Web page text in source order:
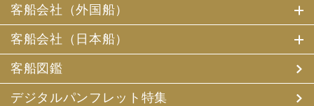
配及びそれらのサービスの受領のための手続、また旅行代
きます。
その他、当社は、
(1) 当社及び当社の提携する企業の商品やサービス、キャ
ンペーンのご案内
(2) 旅行参加後のご意見やご感想の提供のお願い
(3) アンケートのお願い
客船会社（外国船）
客船会社（日本船）
客船図鑑
デジタルパンフレット特集